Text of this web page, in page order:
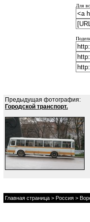
Для
Предыдущая фотография:
Городской транспорт.
Главная страница > Россия >